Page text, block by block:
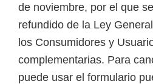
de noviembre, por el que
refundido de la Ley
los Consumidores y
complementarias. Para
puede usar el formulario